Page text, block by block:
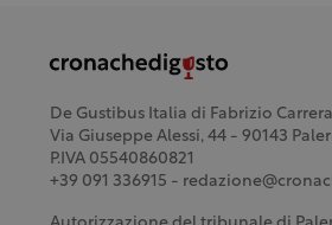
De Gustibus Italia di Fabrizio Carrera
Via Giuseppe Alessi, 44 - 90143
P.IVA 05540860821
+39 091 336915 -